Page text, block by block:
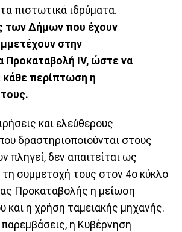
πιστωτικά ιδρύματα.
των Δήμων που έχουν
στην
Προκαταβολή ΙV, ώστε να
κάθε περίπτωση η
και ελεύθερους
δραστηριοποιούνται στους
πληγεί, δεν απαιτείται ως
συμμετοχή τους στον 4ο κύκλο
Προκαταβολής η μείωση
και η χρήση ταμειακής μηχανής.
η Κυβέρνηση